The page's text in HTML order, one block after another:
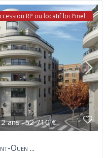
ans -52 710 €
RP ou locatif loi Pinel
Ouen ...